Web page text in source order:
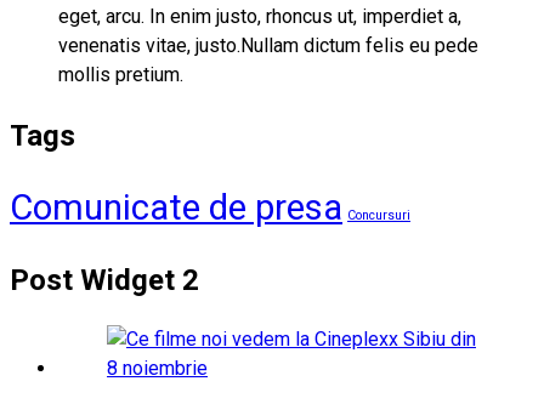
eget, arcu. In enim justo, rhoncus ut, imperdiet a,
venenatis vitae, justo.Nullam dictum felis eu pede
mollis pretium.
Tags
Comunicate de presa Concursuri
Post Widget 2